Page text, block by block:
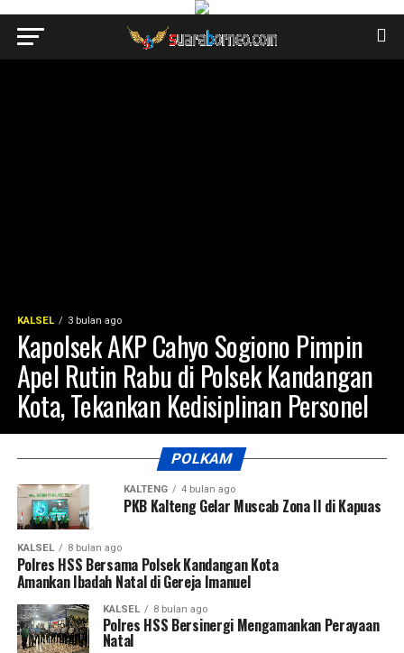
KALSEL 3 bulan ago
Kapolsek AKP Cahyo Sogiono Pimpin
Apel Rutin Rabu di Polsek Kandangan
Kota, Tekankan Kedisiplinan Personel
POLKAM
KALTENG 4 bulan ago
PKB Kalteng Gelar Muscab Zona II di Kapuas
KALSEL 8 bulan ago
Polres HSS Bersama Polsek Kandangan Kota
Amankan Ibadah Natal di Gereja Imanuel
KALSEL 8 bulan ago
Polres HSS Bersinergi Mengamankan Perayaan
Natal